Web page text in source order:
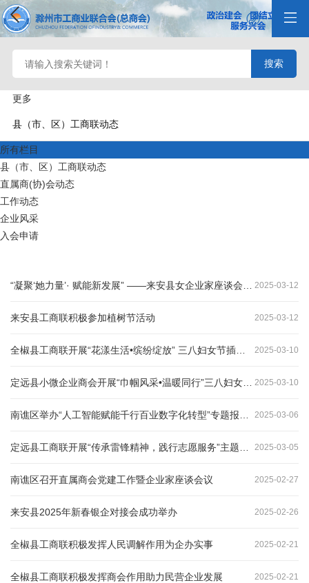
更多
县（市、区）工商联动态
所有栏目
县（市、区）工商联动态
直属商(协)会动态
工作动态
企业风采
入会申请
2025-03-12
“凝聚‘她力量’· 赋能新发展” ——来安县女企业家座谈会胜利召开
2025-03-12
来安县工商联积极参加植树节活动
2025-03-10
全椒县工商联开展“花漾生活•缤纷绽放” 三八妇女节插花活动
2025-03-10
定远县小微企业商会开展“巾帼风采•温暖同行”三八妇女节活动
2025-03-06
南谯区举办“人工智能赋能千行百业数字化转型”专题报告会
2025-03-05
定远县工商联开展“传承雷锋精神，践行志愿服务”主题活动
2025-02-27
南谯区召开直属商会党建工作暨企业家座谈会议
2025-02-26
来安县2025年新春银企对接会成功举办
2025-02-21
全椒县工商联积极发挥人民调解作用为企办实事
2025-02-21
全椒县工商联积极发挥商会作用助力民营企业发展